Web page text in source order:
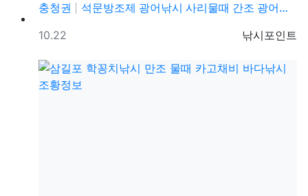
충청권
석문방조제 광어낚시 사리물때 간조 광어루어낚시 조황정보
등록자
낚시포인트
등록일
10.22